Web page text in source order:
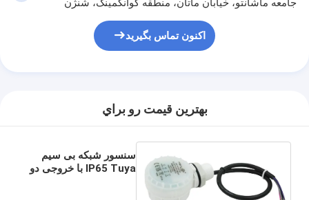
جامعه ماشانتو، خیابان ماتان، منطقه گوانگمینگ، شنژن
اکنون تماس بگیرید
بهترين قيمت رو براي
سنسور شبکه بی سیم
IP65 Tuya با خروجی دو